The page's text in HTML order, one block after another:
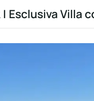
| Esclusiva Villa